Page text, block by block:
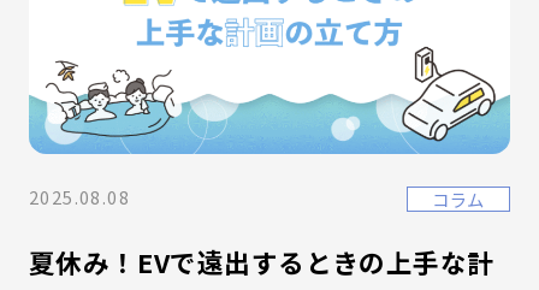
2025.08.08 コラム
夏休み！EVで遠出するときの上手な計